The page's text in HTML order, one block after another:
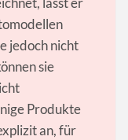
jedoch nicht
sie
Produkte
an, für